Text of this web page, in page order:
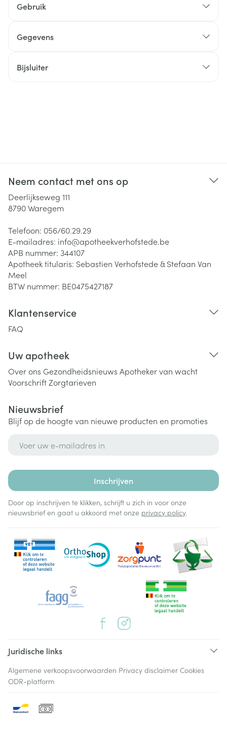
Gebruik
Gegevens
Bijsluiter
Neem contact met ons op
Deerlijkseweg 111
8790Waregem
Telefoon: 056/60.29.29
E-mailadres: info@apotheekverhofstede.be
APB nummer: 344107
Apotheek titularis: Sebastien Verhofstede & Stefaan Van
Meel
BTW nummer: BE0475427187
Klantenservice
FAQ
Uw apotheek
Over ons Gezondheidsnieuws Apotheker van wacht
VoorschriftZorgtarieven
Nieuwsbrief
Blijf op de hoogte van nieuwe producten en promoties
Inschrijven
Door op inschrijven te klikken, schrijft u zich in voor onze
nieuwsbrief en gaat u akkoord met onze privacy policy.
Juridische links
Algemene verkoopsvoorwaarden Privacy disclaimer Cookies
ODR-platform